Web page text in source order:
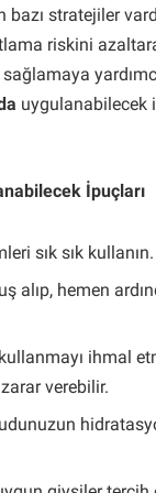
bazı stratejiler
riskini
uygulanabilecek
İpuçları
sık sık kullanın.
alıp, hemen
ihmal
verebilir.